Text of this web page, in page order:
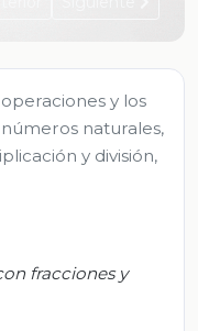
y los
naturales,
y división,
fracciones y